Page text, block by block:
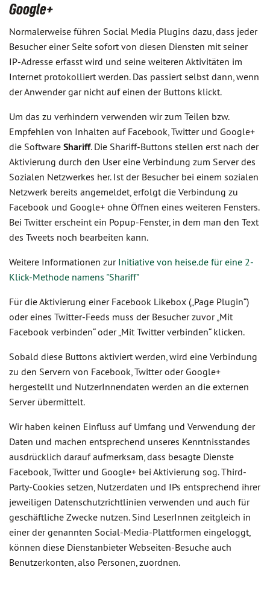
Google+
Normalerweise führen Social Media Plugins dazu, dass jeder
Besucher einer Seite sofort von diesen Diensten mit seiner
IP-Adresse erfasst wird und seine weiteren Aktivitäten im
Internet protokolliert werden. Das passiert selbst dann, wenn
der Anwender gar nicht auf einen der Buttons klickt.
Um das zu verhindern verwenden wir zum Teilen bzw.
Empfehlen von Inhalten auf Facebook, Twitter und Google+
die Software Shariff. Die Shariff-Buttons stellen erst nach der
Aktivierung durch den User eine Verbindung zum Server des
Sozialen Netzwerkes her. Ist der Besucher bei einem sozialen
Netzwerk bereits angemeldet, erfolgt die Verbindung zu
Facebook und Google+ ohne Öffnen eines weiteren Fensters.
Bei Twitter erscheint ein Popup-Fenster, in dem man den Text
des Tweets noch bearbeiten kann.
Weitere Informationen zur Initiative von heise.de für eine 2-
Klick-Methode namens "Shariff"
Für die Aktivierung einer Facebook Likebox („Page Plugin“)
oder eines Twitter-Feeds muss der Besucher zuvor „Mit
Facebook verbinden“ oder „Mit Twitter verbinden“ klicken.
Sobald diese Buttons aktiviert werden, wird eine Verbindung
zu den Servern von Facebook, Twitter oder Google+
hergestellt und NutzerInnendaten werden an die externen
Server übermittelt.
Wir haben keinen Einfluss auf Umfang und Verwendung der
Daten und machen entsprechend unseres Kenntnisstandes
ausdrücklich darauf aufmerksam, dass besagte Dienste
Facebook, Twitter und Google+ bei Aktivierung sog. Third-
Party-Cookies setzen, Nutzerdaten und IPs entsprechend ihrer
jeweiligen Datenschutzrichtlinien verwenden und auch für
geschäftliche Zwecke nutzen. Sind LeserInnen zeitgleich in
einer der genannten Social-Media-Plattformen eingeloggt,
können diese Dienstanbieter Webseiten-Besuche auch
Benutzerkonten, also Personen, zuordnen.